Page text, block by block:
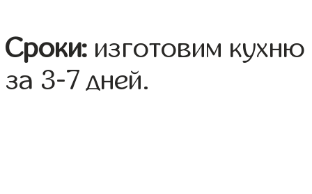
Сроки: изготовим
за 3-7 дней.